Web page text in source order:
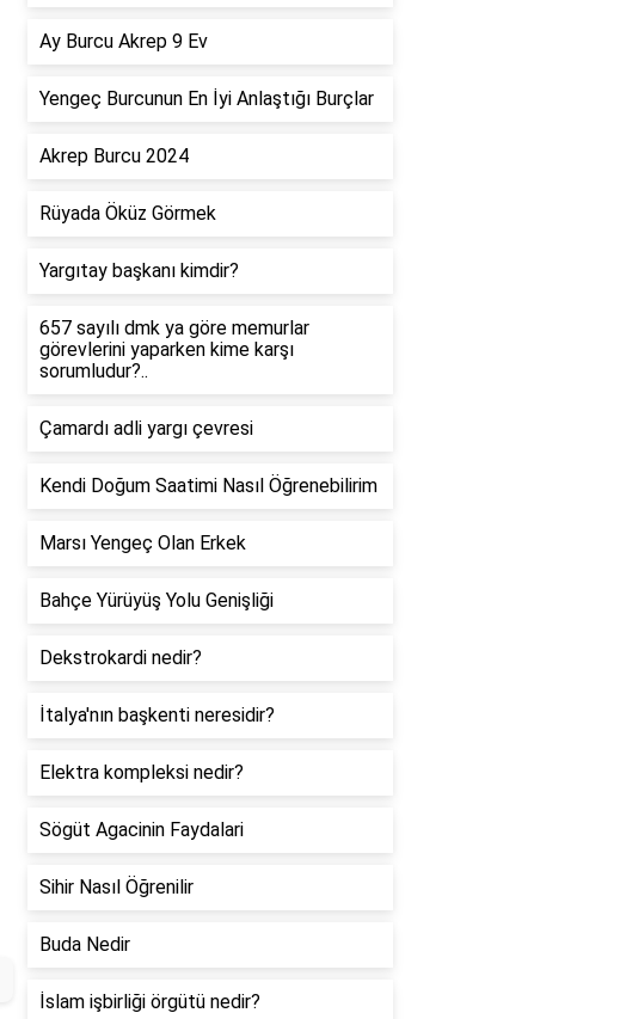
Ay Burcu Akrep 9 Ev
Yengeç Burcunun En İyi Anlaştığı Burçlar
Akrep Burcu 2024
Rüyada Öküz Görmek
Yargıtay başkanı kimdir?
657 sayılı dmk ya göre memurlar
görevlerini yaparken kime karşı
sorumludur?..
Çamardı adli yargı çevresi
Kendi Doğum Saatimi Nasıl Öğrenebilirim
Marsı Yengeç Olan Erkek
Bahçe Yürüyüş Yolu Genişliği
Dekstrokardi nedir?
İtalya'nın başkenti neresidir?
Elektra kompleksi nedir?
Sögüt Agacinin Faydalari
Sihir Nasıl Öğrenilir
Buda Nedir
İslam işbirliği örgütü nedir?